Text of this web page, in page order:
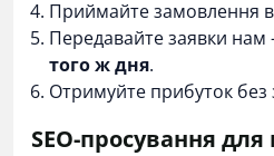
Приймайте замовлення
Передавайте заявки
того ж дня.
Отримуйте прибуток без
SEO-просування